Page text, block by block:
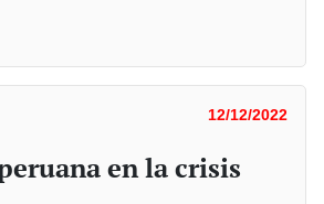
12/12/2022
en la crisis